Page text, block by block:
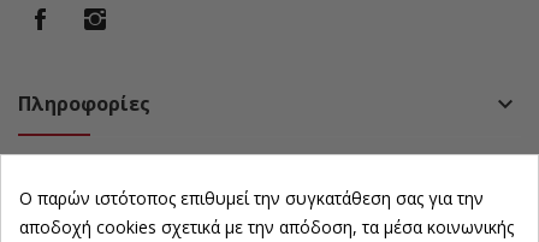
Πληροφορίες keyboard_arrow_down
Πολιτική keyboard_arrow_down
Ωράριο Καταστήματος keyboard_arrow_down
Ο παρών ιστότοπος επιθυμεί την συγκατάθεση σας για την
αποδοχή cookies σχετικά με την απόδοση, τα μέσα κοινωνικής